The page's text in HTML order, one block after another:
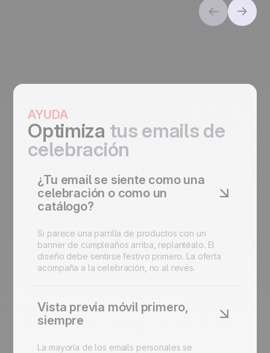
AYUDA
Optimiza tus emails de
celebración
¿Tu email se siente como una
celebración o como un
catálogo?
Si parece una parrilla de productos con un
banner de cumpleaños arriba, replantéalo. El
diseño debe sentirse festivo primero. La oferta
acompaña a la celebración, no al revés.
Vista previa móvil primero,
siempre
La mayoría de los emails personales se